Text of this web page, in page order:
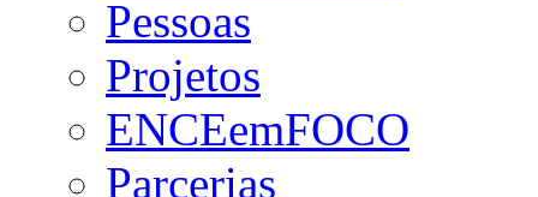
Pessoas
Projetos
ENCEemFOCO
Parcerias